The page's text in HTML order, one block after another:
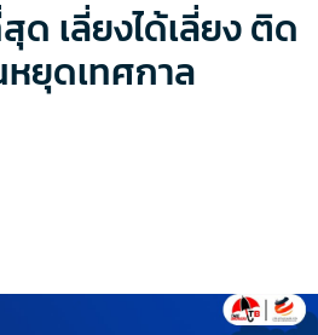
เลี่ยงได้เลี่ยง ติด
ยุดเทศกาล